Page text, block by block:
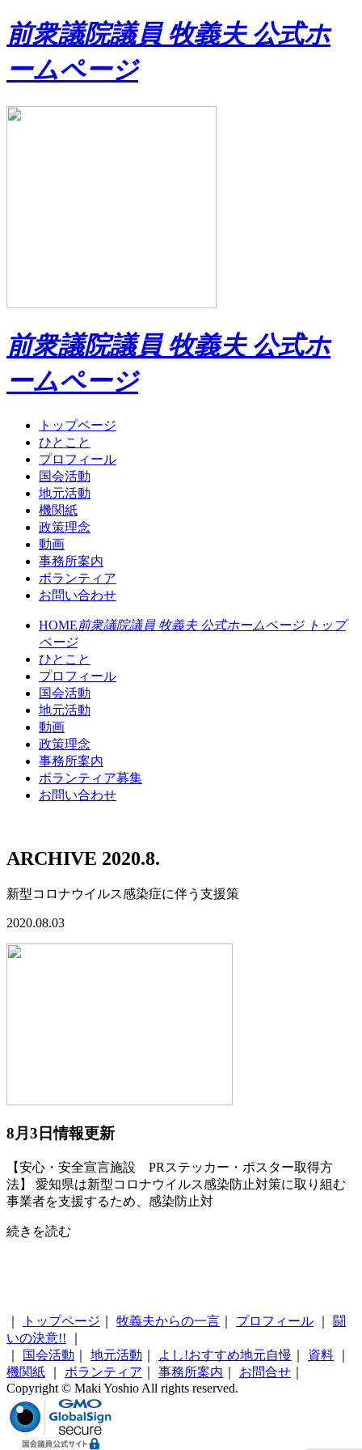
前衆議院議員 牧義夫 公式ホ
ームページ
前衆議院議員 牧義夫 公式ホ
ームページ
トップページ
ひとこと
プロフィール
国会活動
地元活動
機関紙
政策理念
動画
事務所案内
ボランティア
お問い合わせ
HOME前衆議院議員 牧義夫 公式ホームページ トップ
ページ
ひとこと
プロフィール
国会活動
地元活動
動画
政策理念
事務所案内
ボランティア募集
お問い合わせ
ARCHIVE 2020.8.
新型コロナウイルス感染症に伴う支援策
2020.08.03
8月3日情報更新
【安心・安全宣言施設 PRステッカー・ポスター取得方
法】 愛知県は新型コロナウイルス感染防止対策に取り組む
事業者を支援するため、感染防止対
続きを読む
トップページ 牧義夫からの一言 プロフィール
闘
いの決意!!
国会活動 地元活動 よし!おすすめ地元自慢 資料
機関紙
ボランティア 事務所案内 お問合せ
Copyright © Maki Yoshio All rights reserved.